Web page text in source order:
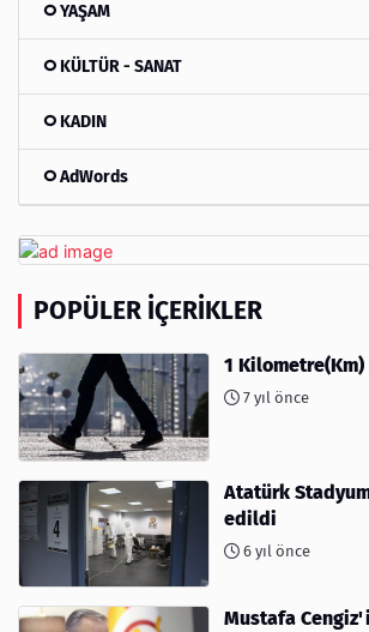
YAŞAM
KÜLTÜR - SANAT
KADIN
AdWords
POPÜLER İÇERIKLER
1 Kilometre(Km)
7 yıl önce
Atatürk
edildi
6 yıl önce
Mustafa